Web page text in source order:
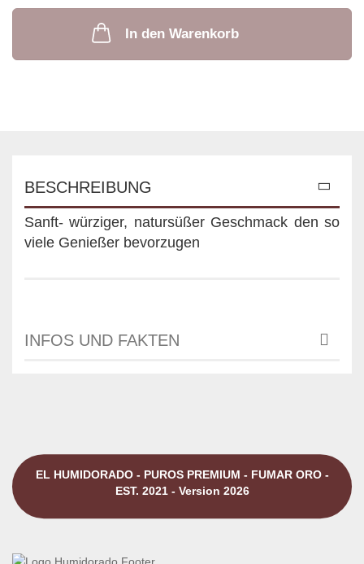
In den Warenkorb
BESCHREIBUNG
Sanft- würziger, natursüßer Geschmack den so
viele Genießer bevorzugen
INFOS UND FAKTEN
EL HUMIDORADO - PUROS PREMIUM - FUMAR ORO -
EST. 2021 - Version 2026